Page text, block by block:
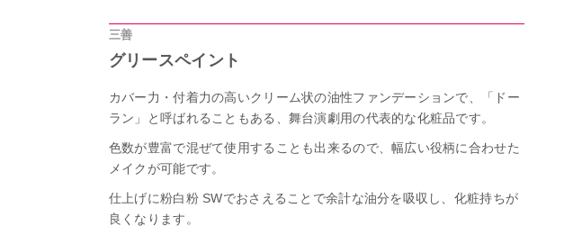
三善
グリースペイント
カバー力・付着力の高いクリーム状の油性ファンデーションで、「ドー
ラン」と呼ばれることもある、舞台演劇用の代表的な化粧品です。
色数が豊富で混ぜて使用することも出来るので、幅広い役柄に合わせた
メイクが可能です。
仕上げに粉白粉 SWでおさえることで余計な油分を吸収し、化粧持ちが
良くなります。